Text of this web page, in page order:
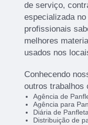
de serviço,
especializada
profissionais
melhores
usados nos
Conhecendo
outros trabalhos
Agência de
Agência para
Diária de
Distribuição de